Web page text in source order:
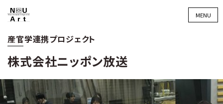
MENU
産官学連携プロジェクト
株式会社ニッポン放送